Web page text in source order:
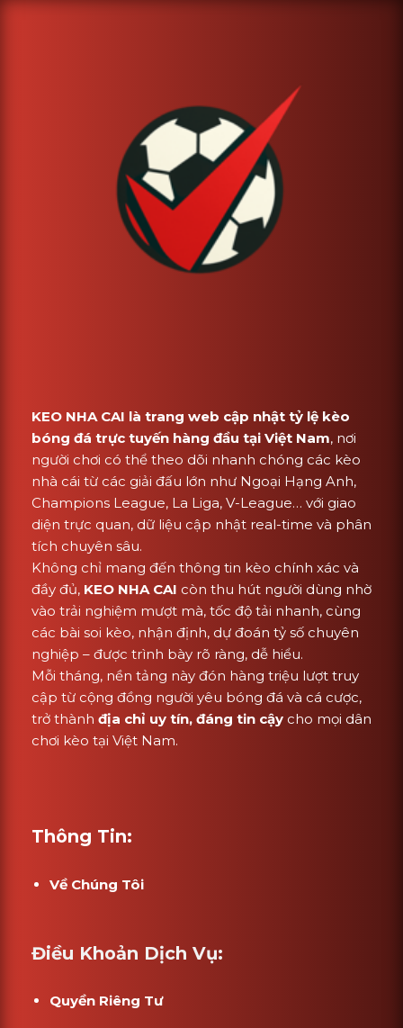
KEO NHA CAI là trang web cập nhật tỷ lệ kèo
bóng đá trực tuyến hàng đầu tại Việt Nam, nơi
người chơi có thể theo dõi nhanh chóng các kèo
nhà cái từ các giải đấu lớn như Ngoại Hạng Anh,
Champions League, La Liga, V-League… với giao
diện trực quan, dữ liệu cập nhật real-time và phân
tích chuyên sâu.
Không chỉ mang đến thông tin kèo chính xác và
đầy đủ, KEO NHA CAI còn thu hút người dùng nhờ
vào trải nghiệm mượt mà, tốc độ tải nhanh, cùng
các bài soi kèo, nhận định, dự đoán tỷ số chuyên
nghiệp – được trình bày rõ ràng, dễ hiểu.
Mỗi tháng, nền tảng này đón hàng triệu lượt truy
cập từ cộng đồng người yêu bóng đá và cá cược,
trở thành địa chỉ uy tín, đáng tin cậy cho mọi dân
chơi kèo tại Việt Nam.
Thông Tin:
Về Chúng Tôi
Điều Khoản Dịch Vụ:
Quyền Riêng Tư